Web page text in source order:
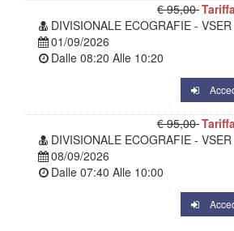
€ 95,00
DIVISIONALE ECOGRAFIE - VSER
01/09/2026
Dalle 08:20 Alle 10:20
€ 95,00
DIVISIONALE ECOGRAFIE - VSER
08/09/2026
Dalle 07:40 Alle 10:00